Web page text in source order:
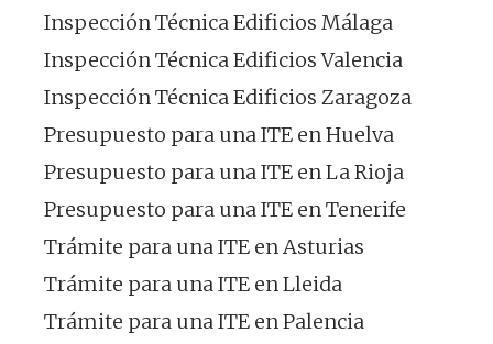
Inspección Técnica Edificios Málaga
Inspección Técnica Edificios Valencia
Inspección Técnica Edificios Zaragoza
Presupuesto para una ITE en Huelva
Presupuesto para una ITE en La Rioja
Presupuesto para una ITE en Tenerife
Trámite para una ITE en Asturias
Trámite para una ITE en Lleida
Trámite para una ITE en Palencia